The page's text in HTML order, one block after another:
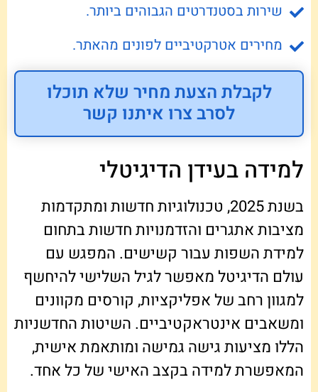
שירות בסטנדרטים הגבוהים ביותר.
מחירים אטרקטיביים לפונים מהאתר.
לקבלת הצעת מחיר שלא תוכלו
לסרב צרו איתנו קשר
למידה בעידן הדיגיטלי
בשנת 2025, טכנולוגיות חדשות ומתקדמות
מציבות אתגרים והזדמנויות חדשות בתחום
למידת השפות עבור קשישים. המפגש עם
עולם הדיגיטל מאפשר לגיל השלישי להיחשף
למגוון רחב של אפליקציות, קורסים מקוונים
ומשאבים אינטראקטיביים. השיטות החדשניות
הללו מציעות גישה גמישה ומותאמת אישית,
המאפשרת למידה בקצב האישי של כל אחד.